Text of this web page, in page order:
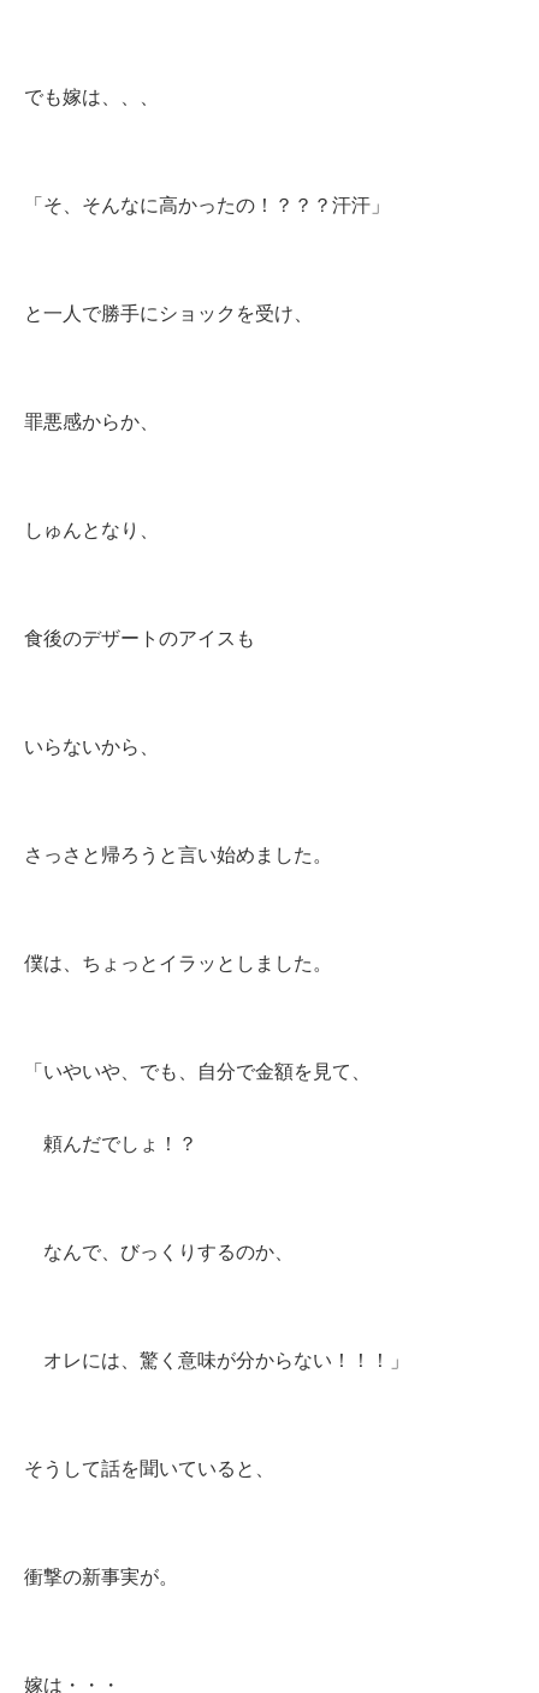
でも嫁は、、、
「そ、そんなに高かったの！？？？汗汗」
と一人で勝手にショックを受け、
罪悪感からか、
しゅんとなり、
食後のデザートのアイスも
いらないから、
さっさと帰ろうと言い始めました。
僕は、ちょっとイラッとしました。
「いやいや、でも、自分で金額を見て、
頼んだでしょ！？
なんで、びっくりするのか、
オレには、驚く意味が分からない！！！」
そうして話を聞いていると、
衝撃の新事実が。
嫁は・・・